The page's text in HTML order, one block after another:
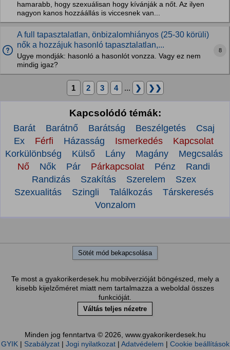
hamarabb, hogy szexuálisan hogy kívánják a nőt. Az ilyen
nagyon kanos hozzáállás is viccesnek van...
A full tapasztalatlan, önbizalomhiányos (25-30 körüli)
nők a hozzájuk hasonló tapasztalatlan,...
Ugye mondják: hasonló a hasonlót vonzza. Vagy ez nem
mindig igaz?
8
1 2 3 4 ... ❯ ❯❯
Kapcsolódó témák:
Barát Barátnő Barátság Beszélgetés
Csaj
Ex
Férfi Házasság Ismerkedés
Kapcsolat
Korkülönbség
Külső Lány Magány
Megcsalás
Nő
Nők Pár Párkapcsolat Pénz
Randi
Randizás
Szakítás Szerelem
Szex
Szexualitás
Szingli Találkozás
Társkeresés
Vonzalom
Sötét mód bekapcsolása
Te most a gyakorikerdesek.hu mobilverzióját böngészed, mely a
kisebb kijelzőméret miatt nem tartalmazza a weboldal összes
funkcióját.
Váltás teljes nézetre
Minden jog fenntartva © 2026, www.gyakorikerdesek.hu
GYIK| Szabályzat| Jogi nyilatkozat| Adatvédelem | Cookie beállítások